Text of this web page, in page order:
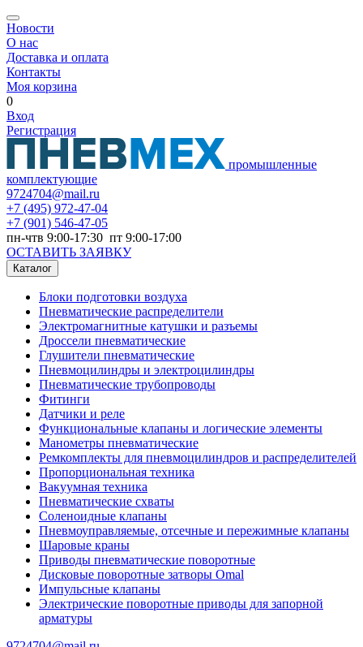
Новости
О нас
Доставка и оплата
Контакты
Моя корзина
0
Вход
Регистрация
промышленные
комплектующие
9724704@mail.ru
+7 (495) 972-47-04
+7 (901) 546-47-05
пн-чтв 9:00-17:30 пт 9:00-17:00
ОСТАВИТЬ ЗАЯВКУ
Каталог
Блоки подготовки воздуха
Пневматические распределители
Электромагнитные катушки и разъемы
Дроссели пневматические
Глушители пневматические
Пневмоцилиндры и электроцилиндры
Пневматические трубопроводы
Фитинги
Датчики и реле
Функциональные клапаны и логические элементы
Манометры пневматические
Ремкомплекты для пневмоцилиндров и распределителей
Пропорциональная техника
Вакуумная техника
Пневматические схваты
Соленоидные клапаны
Пневмоуправляемые, отсечные и пережимные клапаны
Шаровые краны
Приводы пневматические поворотные
Дисковые поворотные затворы Omal
Импульсные клапаны
Электрические поворотные приводы для запорной
арматуры